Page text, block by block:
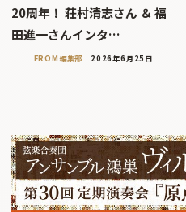
20周年！ 荘村清志さん ＆ 福
田進一さんインタ…
FROM編集部 2026年6月25日